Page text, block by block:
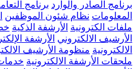
برنامج الصادر والوارد برنامج
المعلومات نظام شئون الموظفين
ملفات الكترونية الأرشفة الذكية
الأرشيف الالكتروني الأرشفة
الالكترونية منظومة الأرشيف
ملحقات الأرشفة الالكترونية خدمات